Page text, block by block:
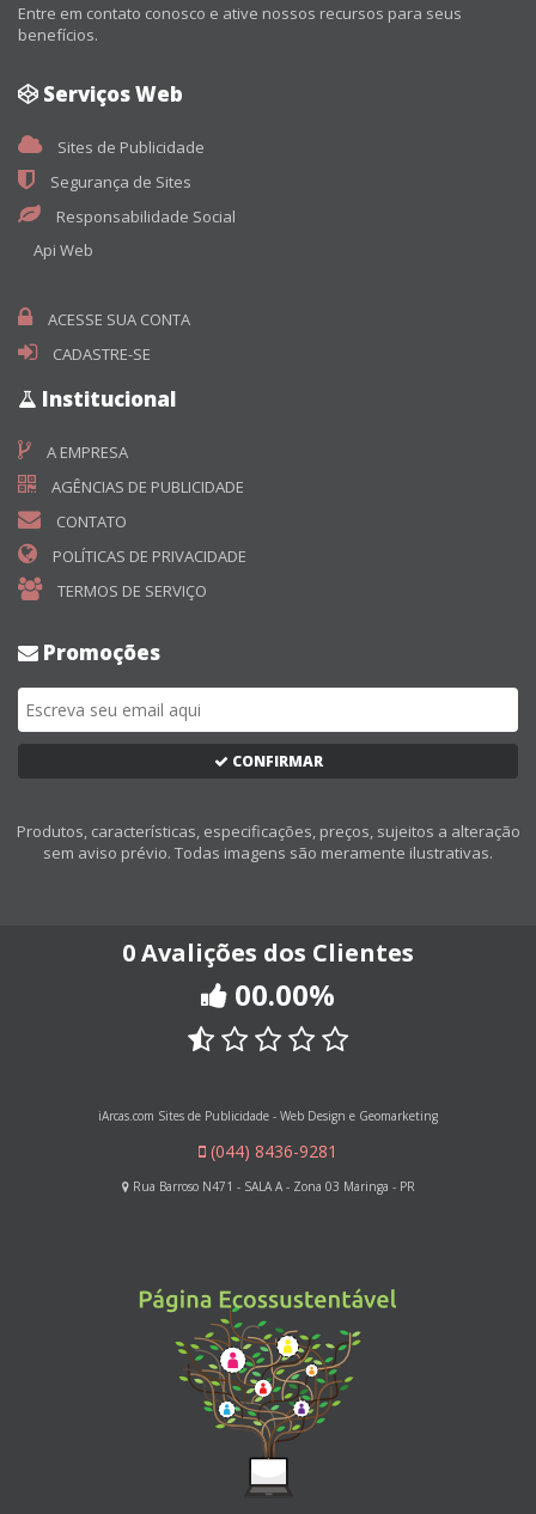
Entre em contato conosco e ative nossos recursos para seus
benefícios.
Serviços Web
Sites de Publicidade
Segurança de Sites
Responsabilidade Social
Api Web
ACESSE SUA CONTA
CADASTRE-SE
Institucional
A EMPRESA
AGÊNCIAS DE PUBLICIDADE
CONTATO
POLÍTICAS DE PRIVACIDADE
TERMOS DE SERVIÇO
Promoções
CONFIRMAR
Produtos, características, especificações, preços, sujeitos a alteração
sem aviso prévio. Todas imagens são meramente ilustrativas.
0 Avalições dos Clientes
00.00%
iArcas.com Sites de Publicidade - Web Design e Geomarketing
(044) 8436-9281
Rua Barroso N471 - SALA A - Zona 03 Maringa - PR